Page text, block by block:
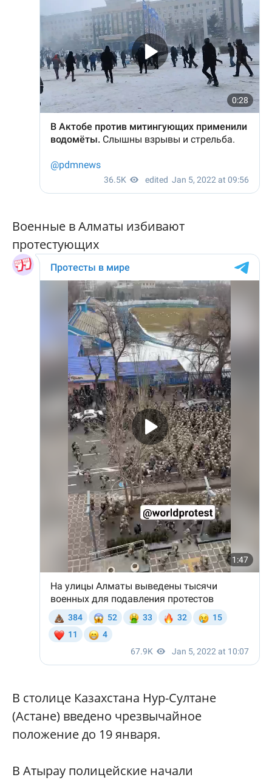
Военные в Алматы избивают
протестующих
В столице Казахстана Нур-Султане
(Астане) введено чрезвычайное
положение до 19 января.
В Атырау полицейские начали